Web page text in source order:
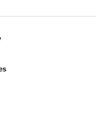
do projektu